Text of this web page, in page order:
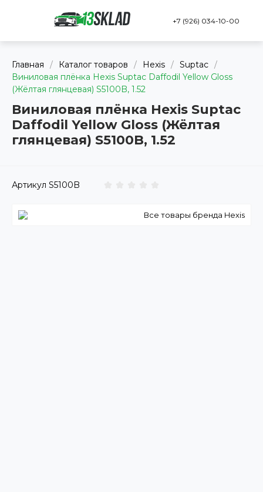
+7 (926) 034-10-00
Главная / Каталог товаров / Hexis / Suptac /
Виниловая плёнка Hexis Suptac Daffodil Yellow Gloss
(Жёлтая глянцевая) S5100B, 1.52
Виниловая плёнка Hexis Suptac
Daffodil Yellow Gloss (Жёлтая
глянцевая) S5100B, 1.52
Артикул S5100B
Все товары бренда Hexis